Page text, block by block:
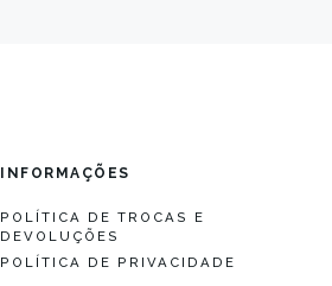
INFORMAÇÕES
POLÍTICA DE TROCAS E
DEVOLUÇÕES
POLÍTICA DE PRIVACIDADE